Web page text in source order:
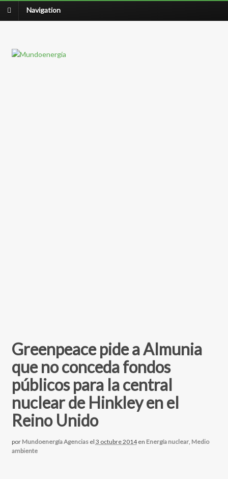
Navigation
Greenpeace pide a Almunia
que no conceda fondos
públicos para la central
nuclear de Hinkley en el
Reino Unido
por Mundoenergía Agencias el 3 octubre 2014 en Energía nuclear, Medio
ambiente